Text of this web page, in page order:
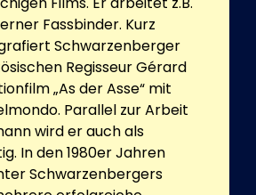
Fassbinder. Kurz
Schwarzenberger
Regisseur Gérard
„As der Asse“ mit
Parallel zur Arbeit
wird er auch als
In den 1980er Jahren
Schwarzenbergers